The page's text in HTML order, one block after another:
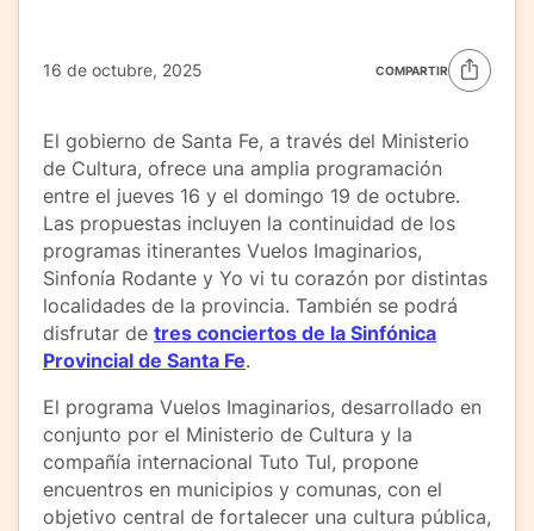
16 de octubre, 2025 COMPARTIR
El gobierno de Santa Fe, a través del Ministerio
de Cultura, ofrece una amplia programación
entre el jueves 16 y el domingo 19 de octubre.
Las propuestas incluyen la continuidad de los
programas itinerantes Vuelos Imaginarios,
Sinfonía Rodante y Yo vi tu corazón por distintas
localidades de la provincia. También se podrá
disfrutar de tres conciertos de la Sinfónica
Provincial de Santa Fe.
El programa Vuelos Imaginarios, desarrollado en
conjunto por el Ministerio de Cultura y la
compañía internacional Tuto Tul, propone
encuentros en municipios y comunas, con el
objetivo central de fortalecer una cultura pública,